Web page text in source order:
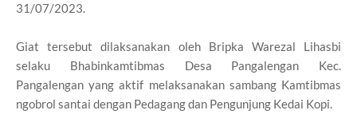
31/07/2023.
Giat tersebut dilaksanakan oleh Bripka Warezal Lihasbi
selaku Bhabinkamtibmas Desa Pangalengan Kec.
Pangalengan yang aktif melaksanakan sambang Kamtibmas
ngobrol santai dengan Pedagang dan Pengunjung Kedai Kopi.